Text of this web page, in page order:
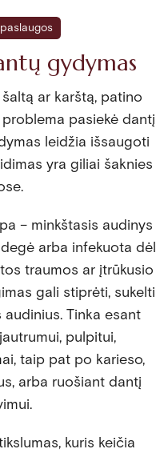
gydymas
ar karštą, patino
pasiekė dantį
leidžia išsaugoti
yra giliai šaknies
– minkštasis audinys
arba infekuota dėl
traumos ar įtrūkusio
gali stiprėti, sukelti
Tinka esant
pulpitui,
taip pat po karieso,
arba ruošiant dantį
kuris keičia